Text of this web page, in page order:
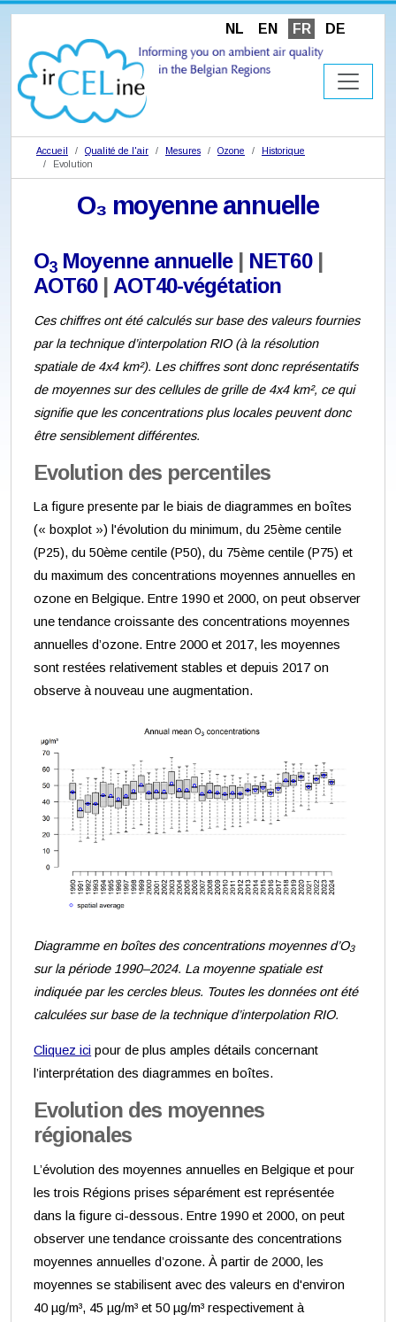
NL EN FR DE
Accueil Qualité de l'air Mesures Ozone
Historique
Evolution
O₃ moyenne annuelle
O3Moyenne annuelle NET60|
AOT60| AOT40-végétation
Ces chiffres ont été calculés sur base des valeurs fournies
par la technique d’interpolation RIO (à la résolution
spatiale de 4x4 km²). Les chiffres sont donc représentatifs
de moyennes sur des cellules de grille de 4x4 km², ce qui
signifie que les concentrations plus locales peuvent donc
être sensiblement différentes.
Evolution des percentiles
La figure presente par le biais de diagrammes en boîtes
(« boxplot ») l'évolution du minimum, du 25ème centile
(P25), du 50ème centile (P50), du 75ème centile (P75) et
du maximum des concentrations moyennes annuelles en
ozone en Belgique. Entre 1990 et 2000, on peut observer
une tendance croissante des concentrations moyennes
annuelles d’ozone. Entre 2000 et 2017, les moyennes
sont restées relativement stables et depuis 2017 on
observe à nouveau une augmentation.
Diagramme en boîtes des concentrations moyennes d’O3
sur la période 1990–2024. La moyenne spatiale est
indiquée par les cercles bleus. Toutes les données ont été
calculées sur base de la technique d’interpolation RIO.
Cliquez ici pour de plus amples détails concernant
l’interprétation des diagrammes en boîtes.
Evolution des moyennes
régionales
L’évolution des moyennes annuelles en Belgique et pour
les trois Régions prises séparément est représentée
dans la figure ci-dessous. Entre 1990 et 2000, on peut
observer une tendance croissante des concentrations
moyennes annuelles d’ozone. À partir de 2000, les
moyennes se stabilisent avec des valeurs en d'environ
40 µg/m³, 45 µg/m³ et 50 µg/m³ respectivement à